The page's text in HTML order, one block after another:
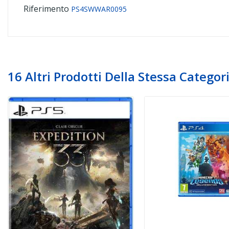
Riferimento PS4SWWAR0095
16 Altri Prodotti Della Stessa